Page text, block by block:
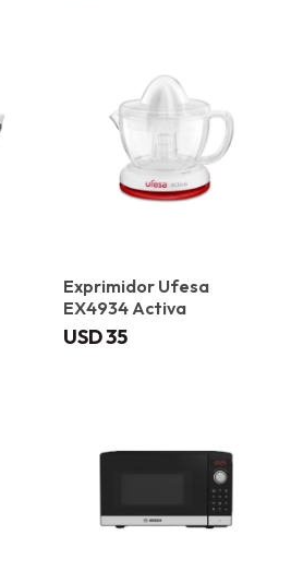
Exprimidor Ufesa
EX4934 Activa
USD35